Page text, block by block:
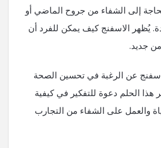
إلى الشفاء من جروح الماضي أو
يُظهر الاسفنج كيف يمكن للفرد أن
من جديد.
عن الرغبة في تحسين الصحة
هذا الحلم دعوة للتفكير في كيفية
والعمل على الشفاء من التجارب